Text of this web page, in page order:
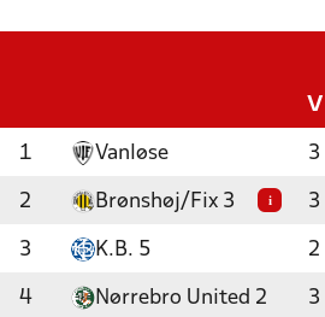
V
1 Vanløse 3
2 Brønshøj/Fix 3 i 3
3 K.B. 5 2
4 Nørrebro United 2 3